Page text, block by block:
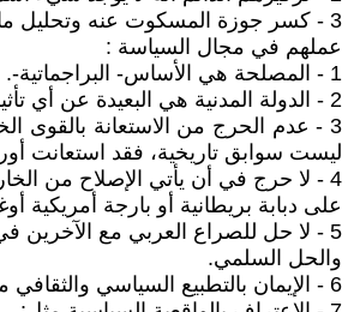
3 - كسر جوزة المسكوت عنه وتحليل مابداخلها.
عملهم في مجال السياسة :
1 - المصلحة هي الأساس- البراجماتية-.
2 - الدولة المدنية هي البعيدة عن أي تأثير ديني.
3 - عدم الحرج من الاستعانة بالقوى
ليست سوابق تاريخية، فقد استعانت
4 - لا حرج في أن يأتي الإصلاح من الخارج..سواء أتى على ظهر جمل عربي أو
على دبابة بريطانية أو بارجة أمريكية
5 - لا حل للصراع العربي مع الآخرين في فلسطين وغيرها إلا بالحوار والمفاوضات
والحل السلمي.
6 - الإيمان بالتطبيع السياسي والثقافي مع الأعداء.